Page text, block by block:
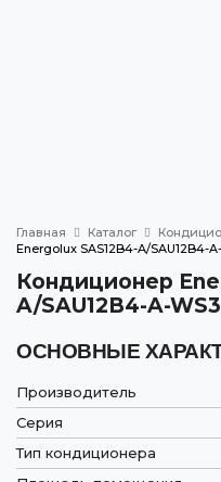
Главная Каталог
Energolux SAS12B4-A/SAU12B4-
Кондиционер
A/SAU12B4-A-
ОСНОВНЫЕ
Производитель
Серия
Тип кондиционера